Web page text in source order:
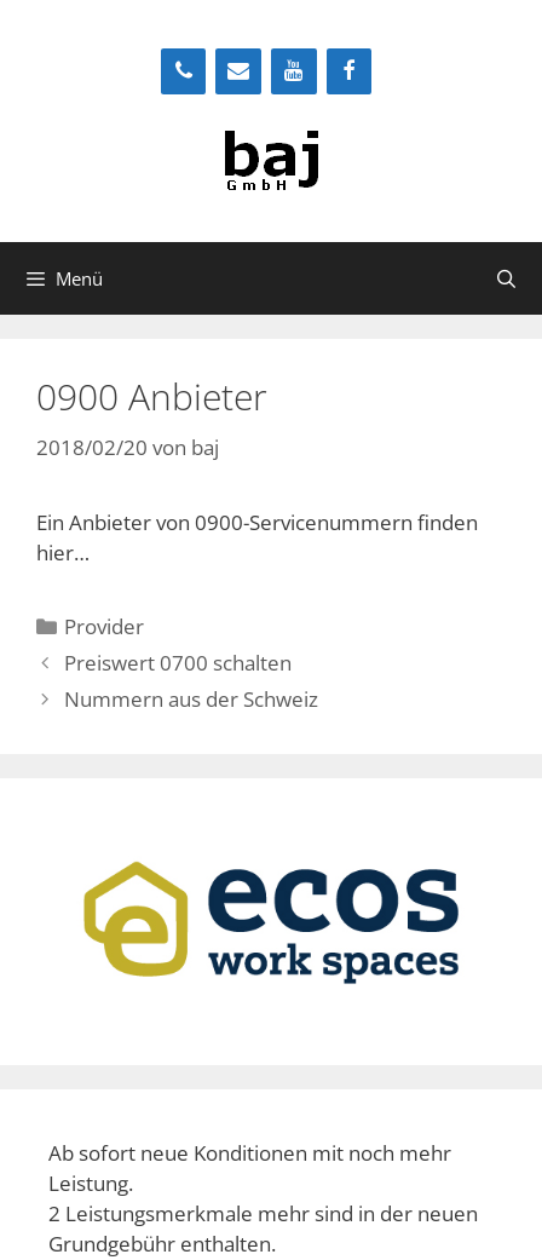
Menü
0900 Anbieter
2018/02/20 von baj
Ein Anbieter von 0900-Servicenummern finden
hier…
Kategorien
Provider
Preiswert 0700 schalten
Nummern aus der Schweiz
Ab sofort neue Konditionen mit noch mehr
Leistung.
2 Leistungsmerkmale mehr sind in der neuen
Grundgebühr enthalten.